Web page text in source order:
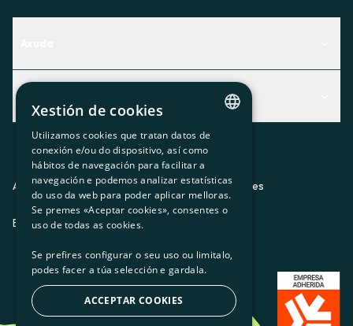
Descubre qué servicio te encaja mejor
Contacto
Actualidad
O recuncho da socia
Prensa
Trabaja con nosotros
Aviso legalPolítica de privacidadPolítica de cookies
ES CAGLEU
CATALAN
SPANISH
GL
Xestión de cookies
Utilizamos cookies que tratan datos de
conexión e/ou do dispositivo, así como
hábitos de navegación para facilitar a
navegación e podemos analizar estatísticas
do uso da web para poder aplicar melloras.
Se premes «Aceptar cookies», consentes o
uso de todas as cookies.
Se prefires configurar o seu uso ou limitalo,
podes facer a túa selección e gardala.
ACCEPTAR COOKIES